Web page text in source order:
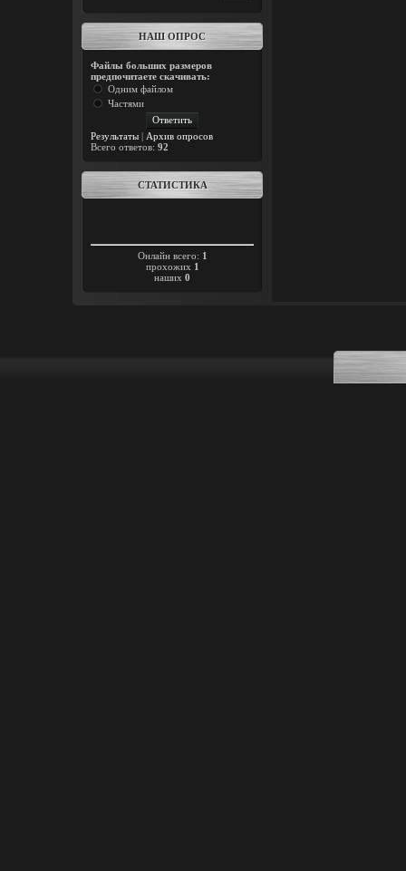
НАШ ОПРОС
Файлы больших размеров
предпочитаете скачивать:
Одним файлом
Частями
Результаты | Архив опросов
Всего ответов: 92
СТАТИСТИКА
Онлайн всего: 1
прохожих 1
наших 0